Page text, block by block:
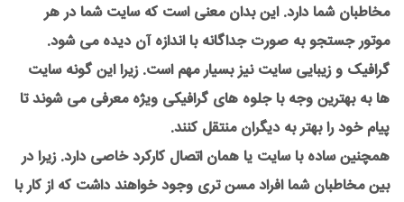
مخاطبان شما دارد. این بدان معنی است که سایت شما در هر
موتور جستجو به صورت جداگانه با اندازه آن دیده می شود.
گرافیک و زیبایی سایت نیز بسیار مهم است. زیرا این گونه سایت
ها به بهترین وجه با جلوه های گرافیکی ویژه معرفی می شوند تا
پیام خود را بهتر به دیگران منتقل کنند.
همچنین ساده با سایت یا همان اتصال کارکرد خاصی دارد. زیرا در
بین مخاطبان شما افراد مسن تری وجود خواهند داشت که از کار با